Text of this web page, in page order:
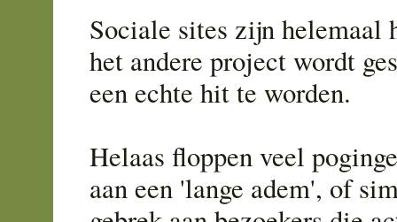
Sociale sites zijn helemaal
het andere project wordt
een echte hit te worden.
Helaas floppen veel
aan een 'lange adem', of